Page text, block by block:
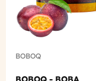
BOBOQ